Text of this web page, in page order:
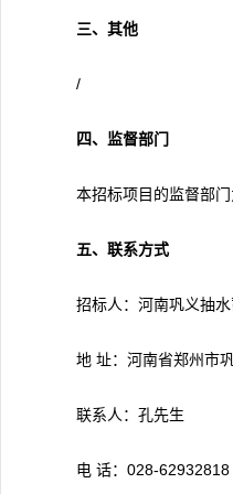
三、其他
/
四、监督部门
本招标项目的监督部
五、联系方式
招标人：河南巩义抽
地 址：河南省郑州市
联系人：孔先生
电 话：028-62932818